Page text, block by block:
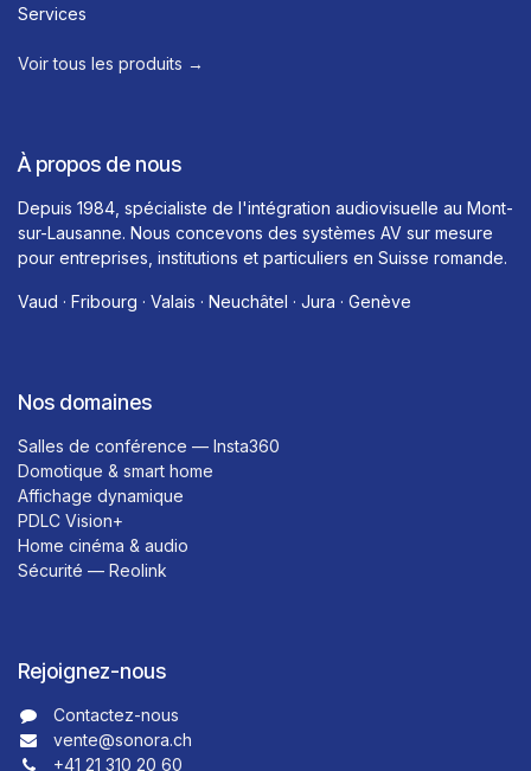
Services
Voir tous les produits →​
À propos de nous
Depuis 1984, spécialiste de l'intégration audiovisuelle au Mont-
sur-Lausanne. Nous concevons des systèmes AV sur mesure
pour entreprises, institutions et particuliers en Suisse romande.
Vaud · Fribourg · Valais · Neuchâtel · Jura · Genève
Nos domaines
Salles de conférence — Insta360
Domotique & smart home
Affichage dynamique
PDLC Vision+
Home cinéma & audio
Sécurité — Reolink
Rejoignez-nous
Contactez-nous​​
vente@sonora.ch
+41 21 310 20 60